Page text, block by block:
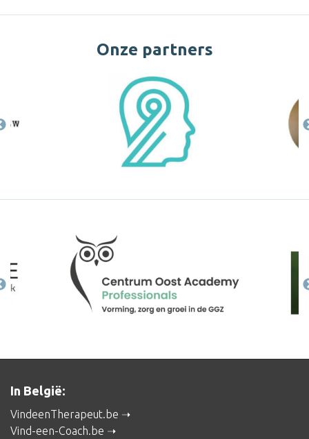
Onze partners
In België:
VindeenTherapeut.be
Vind-een-Coach.be